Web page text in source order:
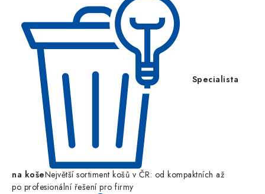
Specialista
na košeNejvětší sortiment košů v ČR: od kompaktních až
po profesionální řešení pro firmy